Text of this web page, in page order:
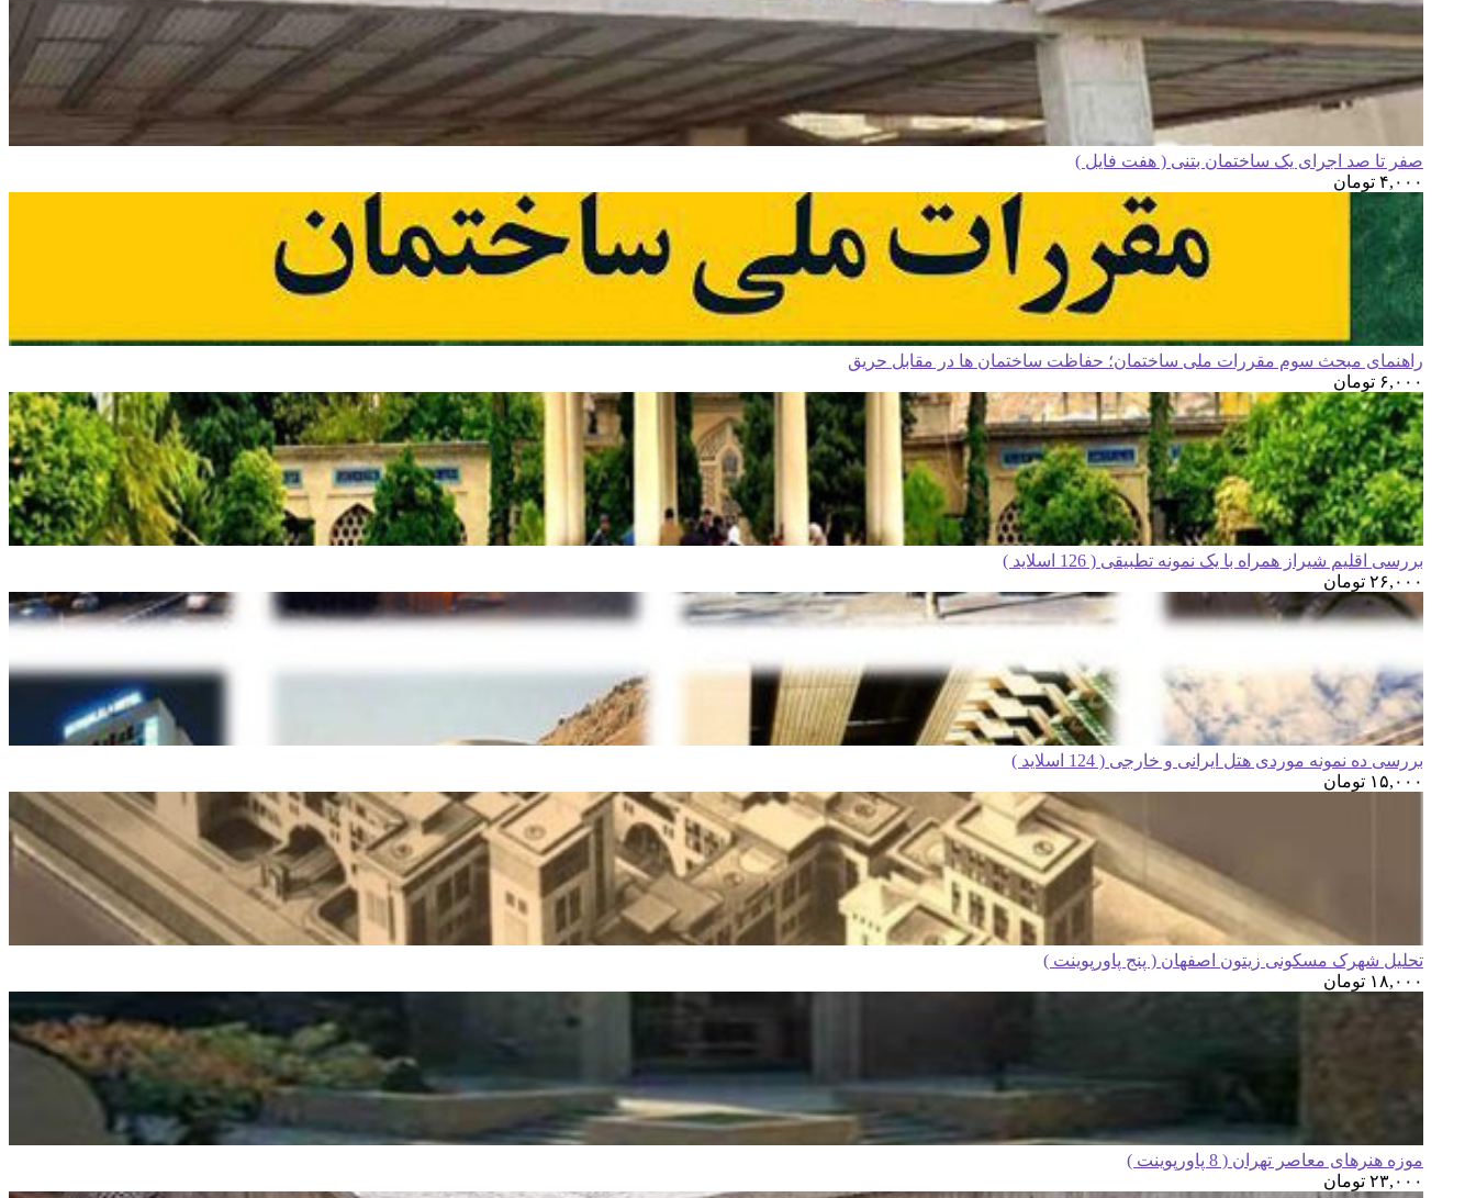
صفر تا صد اجرای یک ساختمان بتنی ( هفت فایل )
۴,۰۰۰ تومان
راهنمای مبحث سوم مقررات ملی ساختمان؛ حفاظت ساختمان ها در مقابل حریق
۶,۰۰۰ تومان
بررسی اقلیم شیراز همراه با یک نمونه تطبیقی ( 126 اسلاید )
۲۶,۰۰۰ تومان
بررسی ده نمونه موردی هتل ایرانی و خارجی ( 124 اسلاید )
۱۵,۰۰۰ تومان
تحلیل شهرک مسکونی زیتون اصفهان ( پنج پاورپوینت )
۱۸,۰۰۰ تومان
موزه هنرهای معاصر تهران ( 8 پاورپوینت )
۲۳,۰۰۰ تومان